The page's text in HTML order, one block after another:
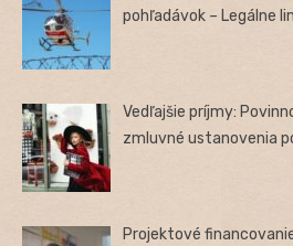
pohľadávok – Legálne
Vedľajšie príjmy:
zmluvné ustanovenia
Projektové